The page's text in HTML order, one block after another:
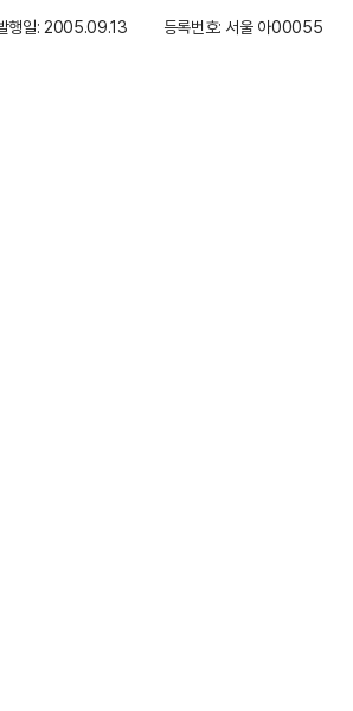
행일: 2005.09.13 등록번호: 서울 아00055